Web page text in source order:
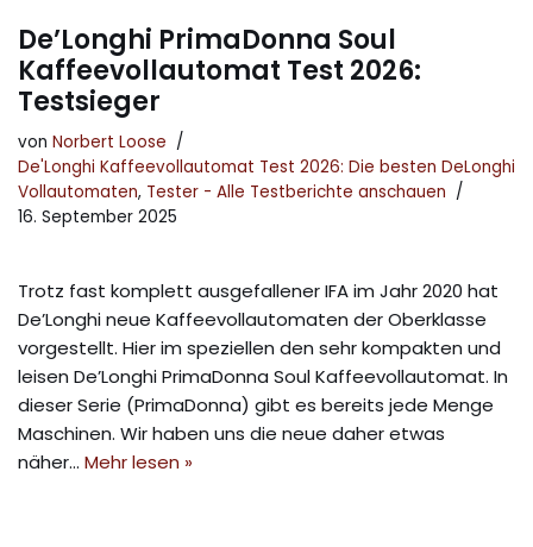
De’Longhi PrimaDonna Soul
Kaffeevollautomat Test 2026:
Testsieger
von Norbert Loose
De'Longhi Kaffeevollautomat Test 2026: Die besten DeLonghi
Vollautomaten, Tester - Alle Testberichte anschauen
16. September 2025
Trotz fast komplett ausgefallener IFA im Jahr 2020 hat
De’Longhi neue Kaffeevollautomaten der Oberklasse
vorgestellt. Hier im speziellen den sehr kompakten und
leisen De’Longhi PrimaDonna Soul Kaffeevollautomat. In
dieser Serie (PrimaDonna) gibt es bereits jede Menge
Maschinen. Wir haben uns die neue daher etwas
näher… Mehr lesen »